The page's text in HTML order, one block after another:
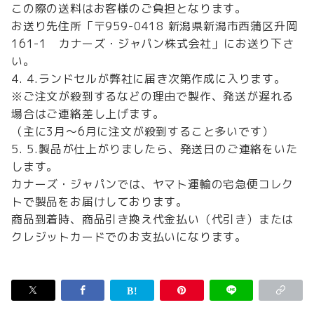
この際の送料はお客様のご負担となります。
お送り先住所「〒959-0418 新潟県新潟市西蒲区升岡
161-1 カナーズ・ジャパン株式会社」にお送り下さ
い。
4.ランドセルが弊社に届き次第作成に入ります。
※ご注文が殺到するなどの理由で製作、発送が遅れる
場合はご連絡差し上げます。
（主に3月～6月に注文が殺到すること多いです）
5.製品が仕上がりましたら、発送日のご連絡をいた
します。
カナーズ・ジャパンでは、ヤマト運輸の宅急便コレク
トで製品をお届けしております。
商品到着時、商品引き換え代金払い（代引き）または
クレジットカードでのお支払いになります。